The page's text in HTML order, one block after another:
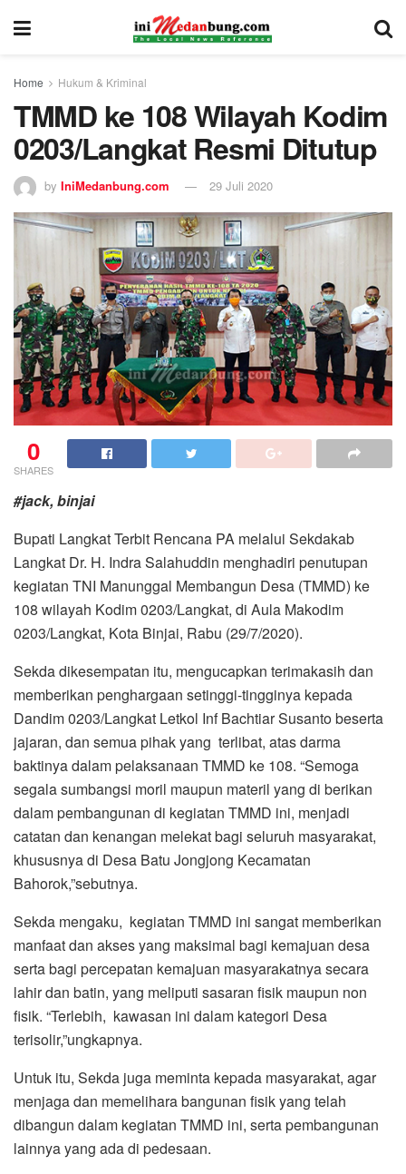
Home Hukum & Kriminal
TMMD ke 108 Wilayah Kodim
0203/Langkat Resmi Ditutup
by IniMedanbung.com 29 Juli 2020
0
SHARES
#jack, binjai
Bupati Langkat Terbit Rencana PA melalui Sekdakab
Langkat Dr. H. Indra Salahuddin menghadiri penutupan
kegiatan TNI Manunggal Membangun Desa (TMMD) ke
108 wilayah Kodim 0203/Langkat, di Aula Makodim
0203/Langkat, Kota Binjai, Rabu (29/7/2020).
Sekda dikesempatan itu, mengucapkan terimakasih dan
memberikan penghargaan setinggi-tingginya kepada
Dandim 0203/Langkat Letkol Inf Bachtiar Susanto beserta
jajaran, dan semua pihak yang terlibat, atas darma
baktinya dalam pelaksanaan TMMD ke 108. “Semoga
segala sumbangsi moril maupun materil yang di berikan
dalam pembangunan di kegiatan TMMD ini, menjadi
catatan dan kenangan melekat bagi seluruh masyarakat,
khususnya di Desa Batu Jongjong Kecamatan
Bahorok,”sebutnya.
Sekda mengaku, kegiatan TMMD ini sangat memberikan
manfaat dan akses yang maksimal bagi kemajuan desa
serta bagi percepatan kemajuan masyarakatnya secara
lahir dan batin, yang meliputi sasaran fisik maupun non
fisik. “Terlebih, kawasan ini dalam kategori Desa
terisolir,”ungkapnya.
Untuk itu, Sekda juga meminta kepada masyarakat, agar
menjaga dan memelihara bangunan fisik yang telah
dibangun dalam kegiatan TMMD ini, serta pembangunan
lainnya yang ada di pedesaan.